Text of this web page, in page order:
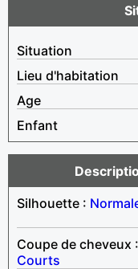
Situation
Lieu d'habitation
Age
Enfant
Silhouette :
Coupe de cheveux :
Courts